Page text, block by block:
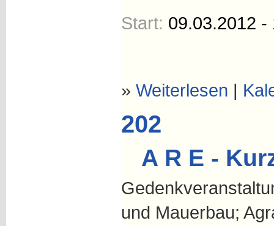
Start: 09.03.2012 -
» Weiterlesen |
202
A R E -
und Mauerbau;